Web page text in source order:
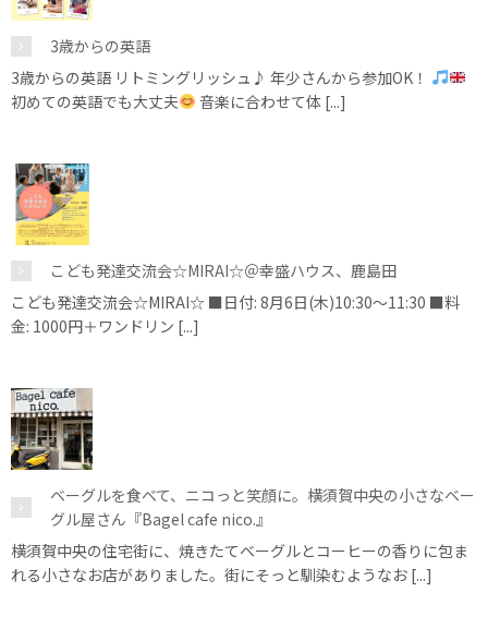
3歳からの英語
3歳からの英語 リトミングリッシュ♪ 年少さんから参加OK！
初めての英語でも大丈夫
音楽に合わせて体 [...]
こども発達交流会☆MIRAI☆＠幸盛ハウス、鹿島田
こども発達交流会☆MIRAI☆ ■日付: 8月6日(木)10:30～11:30 ■料
金: 1000円＋ワンドリン [...]
ベーグルを食べて、ニコっと笑顔に。横須賀中央の小さなベー
グル屋さん『Bagel cafe nico.』
横須賀中央の住宅街に、焼きたてベーグルとコーヒーの香りに包ま
れる小さなお店がありました。街にそっと馴染むようなお [...]